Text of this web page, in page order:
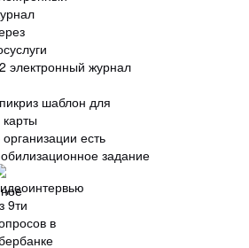
электронный журнал
шаблон для
есть
задание